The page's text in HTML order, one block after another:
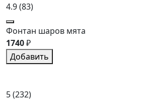
4.9(83)
Фонтан шаров мята
1740₽
Добавить
5(232)